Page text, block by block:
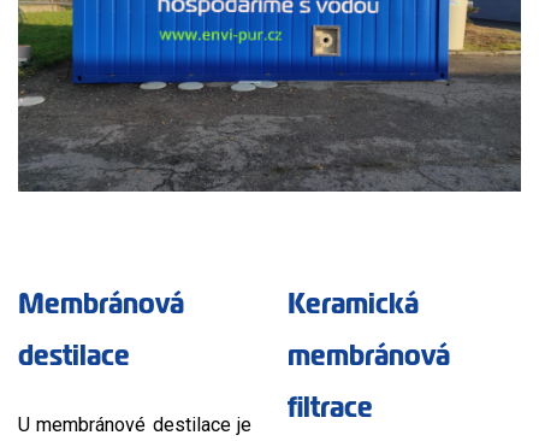
Membránová
destilace
U membránové destilace je
Keramická
membránová
filtrace